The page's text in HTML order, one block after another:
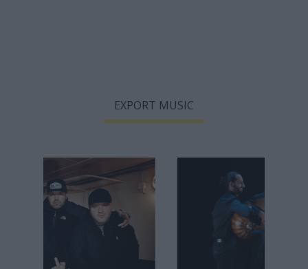
EXPORT MUSIC